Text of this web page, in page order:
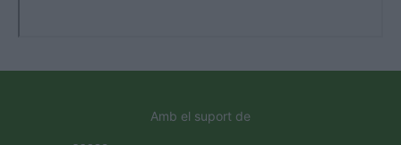
Amb el suport de